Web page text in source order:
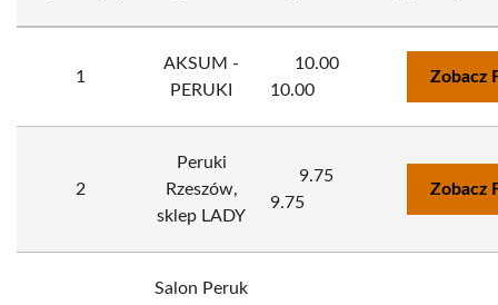
1
AKSUM -
PERUKI
10.00
10.00
Zobacz
2
Peruki
Rzeszów,
sklep LADY
9.75
9.75
Zobacz
Salon Peruk